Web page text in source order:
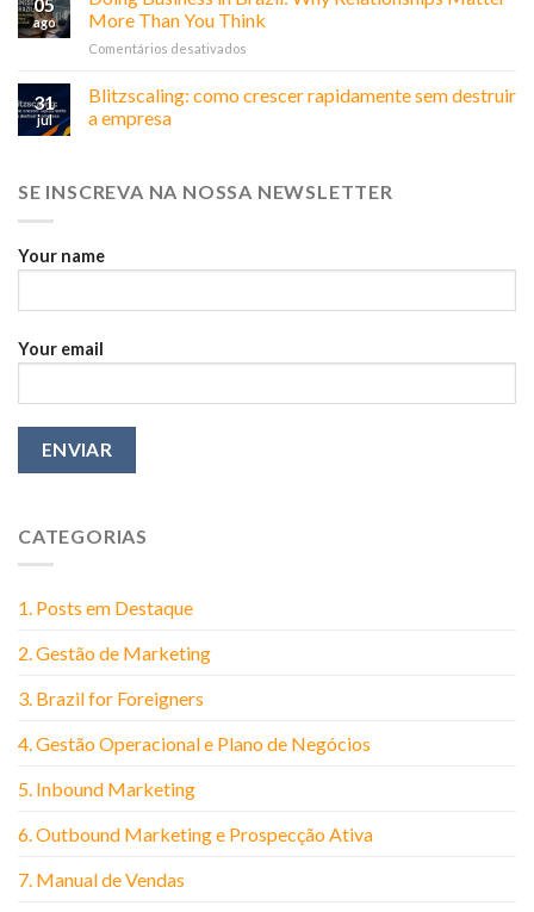
que
é
05
ago
More Than You Think
Comentários desativados
Matter
Think
31
jul
Blitzscaling: como crescer rapidamente sem destruir
a empresa
SE INSCREVA NA NOSSA NEWSLETTER
Your name
Your email
CATEGORIAS
1. Posts em Destaque
2. Gestão de Marketing
3. Brazil for Foreigners
4. Gestão Operacional e Plano de Negócios
5. Inbound Marketing
6. Outbound Marketing e Prospecção Ativa
7. Manual de Vendas